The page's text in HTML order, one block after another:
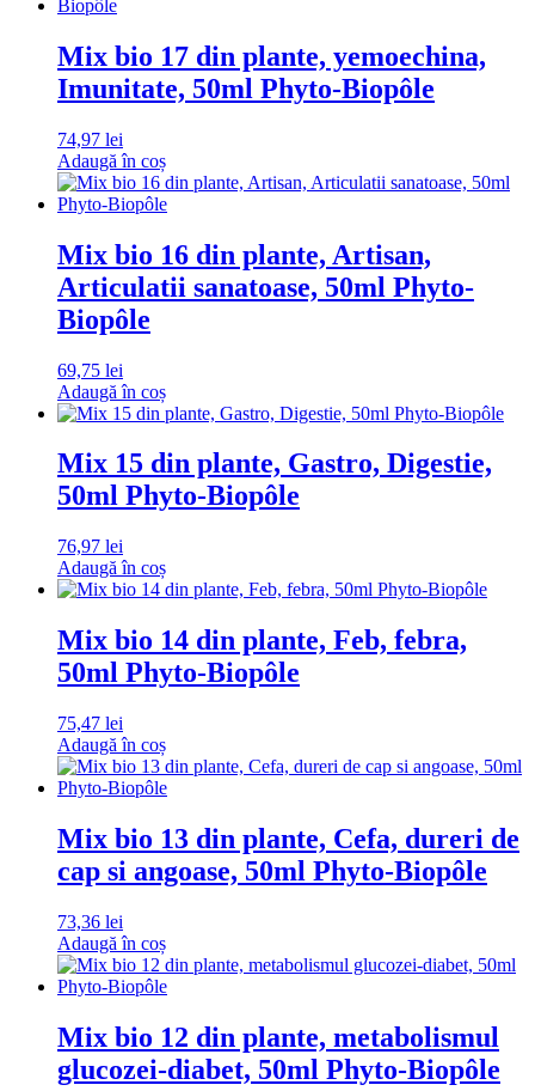
Mix bio 17 din plante, yemoechina,
Imunitate, 50ml Phyto-Biopôle
74,97 lei
Adaugă în coș
Mix bio 16 din plante, Artisan,
Articulatii sanatoase, 50ml Phyto-
Biopôle
69,75 lei
Adaugă în coș
Mix 15 din plante, Gastro, Digestie,
50ml Phyto-Biopôle
76,97 lei
Adaugă în coș
Mix bio 14 din plante, Feb, febra,
50ml Phyto-Biopôle
75,47 lei
Adaugă în coș
Mix bio 13 din plante, Cefa, dureri de
cap si angoase, 50ml Phyto-Biopôle
73,36 lei
Adaugă în coș
Mix bio 12 din plante, metabolismul
glucozei-diabet, 50ml Phyto-Biopôle